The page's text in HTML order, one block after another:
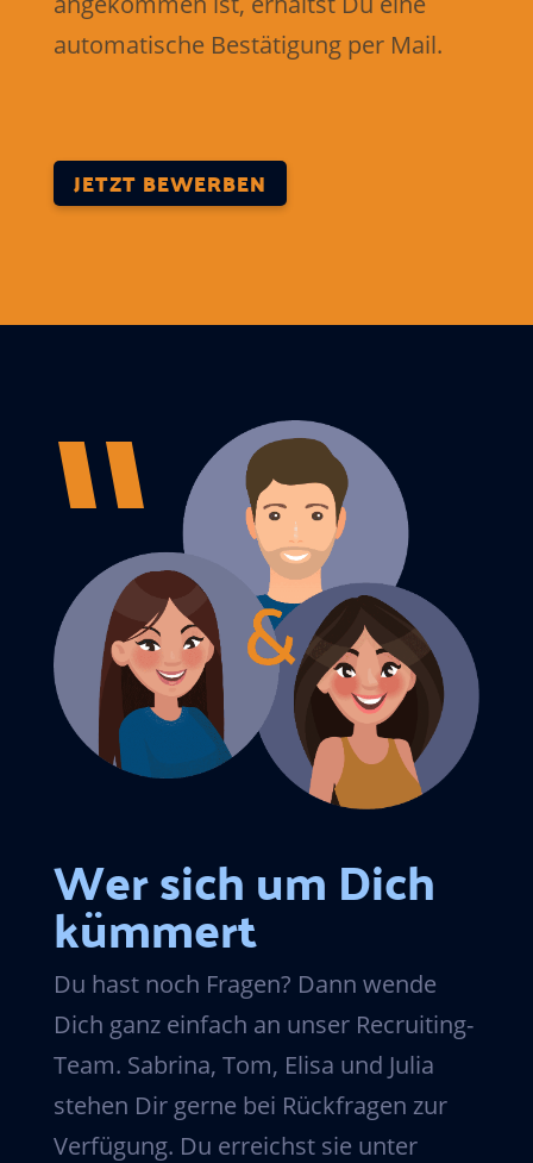
automatische Bestätigung per Mail.
JETZT BEWERBEN
Wer sich um Dich
kümmert
Du hast noch Fragen? Dann wende
Dich ganz einfach an unser Recruiting-
Team. Sabrina, Tom, Elisa und Julia
stehen Dir gerne bei Rückfragen zur
Verfügung. Du erreichst sie unter